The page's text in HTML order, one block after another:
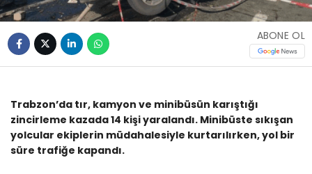
ABONE OL
Trabzon’da tır, kamyon ve minibüsün karıştığı
zincirleme kazada 14 kişi yaralandı. Minibüste sıkışan
yolcular ekiplerin müdahalesiyle kurtarılırken, yol bir
süre trafiğe kapandı.